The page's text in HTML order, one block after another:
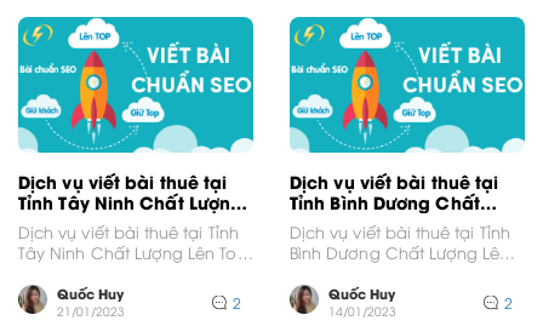
Dịch vụ viết bài thuê tại
Tỉnh Tây Ninh Chất Lượng
Lên Top Google
Dịch vụ viết bài thuê tại Tỉnh
Tây Ninh Chất Lượng Lên Top
tranh...Quốc Huy
21/01/2023 2
Dịch vụ viết bài thuê tại
Tỉnh Bình Dương Chất
Lượng Lên Top Google
Dịch vụ viết bài thuê tại Tỉnh
Bình Dương Chất Lượng Lên
cạnh tranh...
Quốc Huy
14/01/2023 2